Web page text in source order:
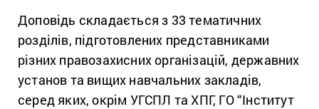
Доповідь складається з 33 тематичних
розділів, підготовлених представниками
різних правозахисних організацій, державних
установ та вищих навчальних закладів,
серед яких, окрім УГСПЛ та ХПГ, ГО “Інститут